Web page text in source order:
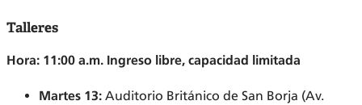
Talleres
Hora: 11:00 a.m. Ingreso libre, capacidad limitada
Martes 13: Auditorio Británico de San Borja (Av.